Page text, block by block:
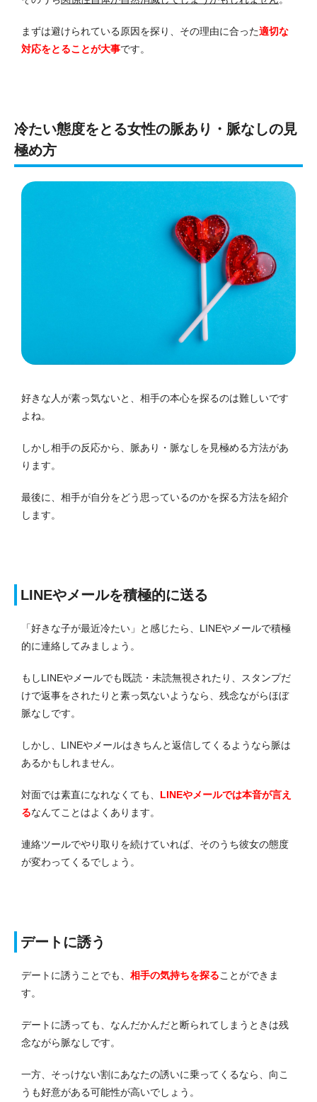
まずは避けられている原因を探り、その理由に合った適切な
対応をとることが大事です。
冷たい態度をとる女性の脈あり・脈なしの見
極め方
好きな人が素っ気ないと、相手の本心を探るのは難しいです
よね。
しかし相手の反応から、脈あり・脈なしを見極める方法があ
ります。
最後に、相手が自分をどう思っているのかを探る方法を紹介
します。
LINEやメールを積極的に送る
「好きな子が最近冷たい」と感じたら、LINEやメールで積極
的に連絡してみましょう。
もしLINEやメールでも既読・未読無視されたり、スタンプだ
けで返事をされたりと素っ気ないようなら、残念ながらほぼ
脈なしです。
しかし、LINEやメールはきちんと返信してくるようなら脈は
あるかもしれません。
対面では素直になれなくても、 LINEやメールでは本音が言え
るなんてことはよくあります。
連絡ツールでやり取りを続けていれば、そのうち彼女の態度
が変わってくるでしょう。
デートに誘う
デートに誘うことでも、 相手の気持ちを探ることができま
す。
デートに誘っても、なんだかんだと断られてしまうときは残
念ながら脈なしです。
一方、そっけない割にあなたの誘いに乗ってくるなら、向こ
うも好意がある可能性が高いでしょう。